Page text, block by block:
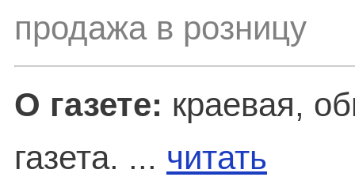
продажа в розницу
О газете: краевая,
газета. ... читать